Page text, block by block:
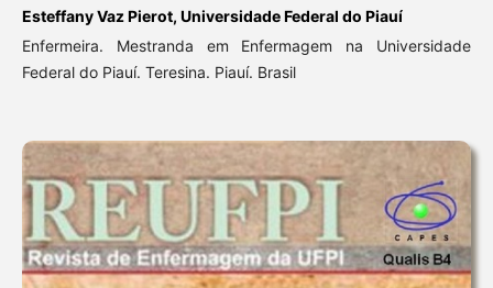
Esteffany Vaz Pierot, Universidade Federal do Piauí
Enfermeira. Mestranda em Enfermagem na Universidade
Federal do Piauí. Teresina. Piauí. Brasil